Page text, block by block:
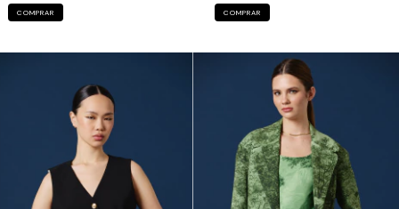
COMPRAR COMPRAR